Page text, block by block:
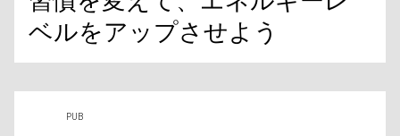
ベルをアップさせよう